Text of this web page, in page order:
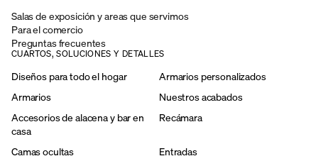
Salas de exposición y areas que servimos
Para el comercio
Preguntas frecuentes
CUARTOS, SOLUCIONES Y DETALLES
Diseños para todo el hogar
Armarios personalizados
Armarios
Nuestros acabados
Accesorios de alacena y bar en
casa
Recámara
Camas ocultas
Entradas